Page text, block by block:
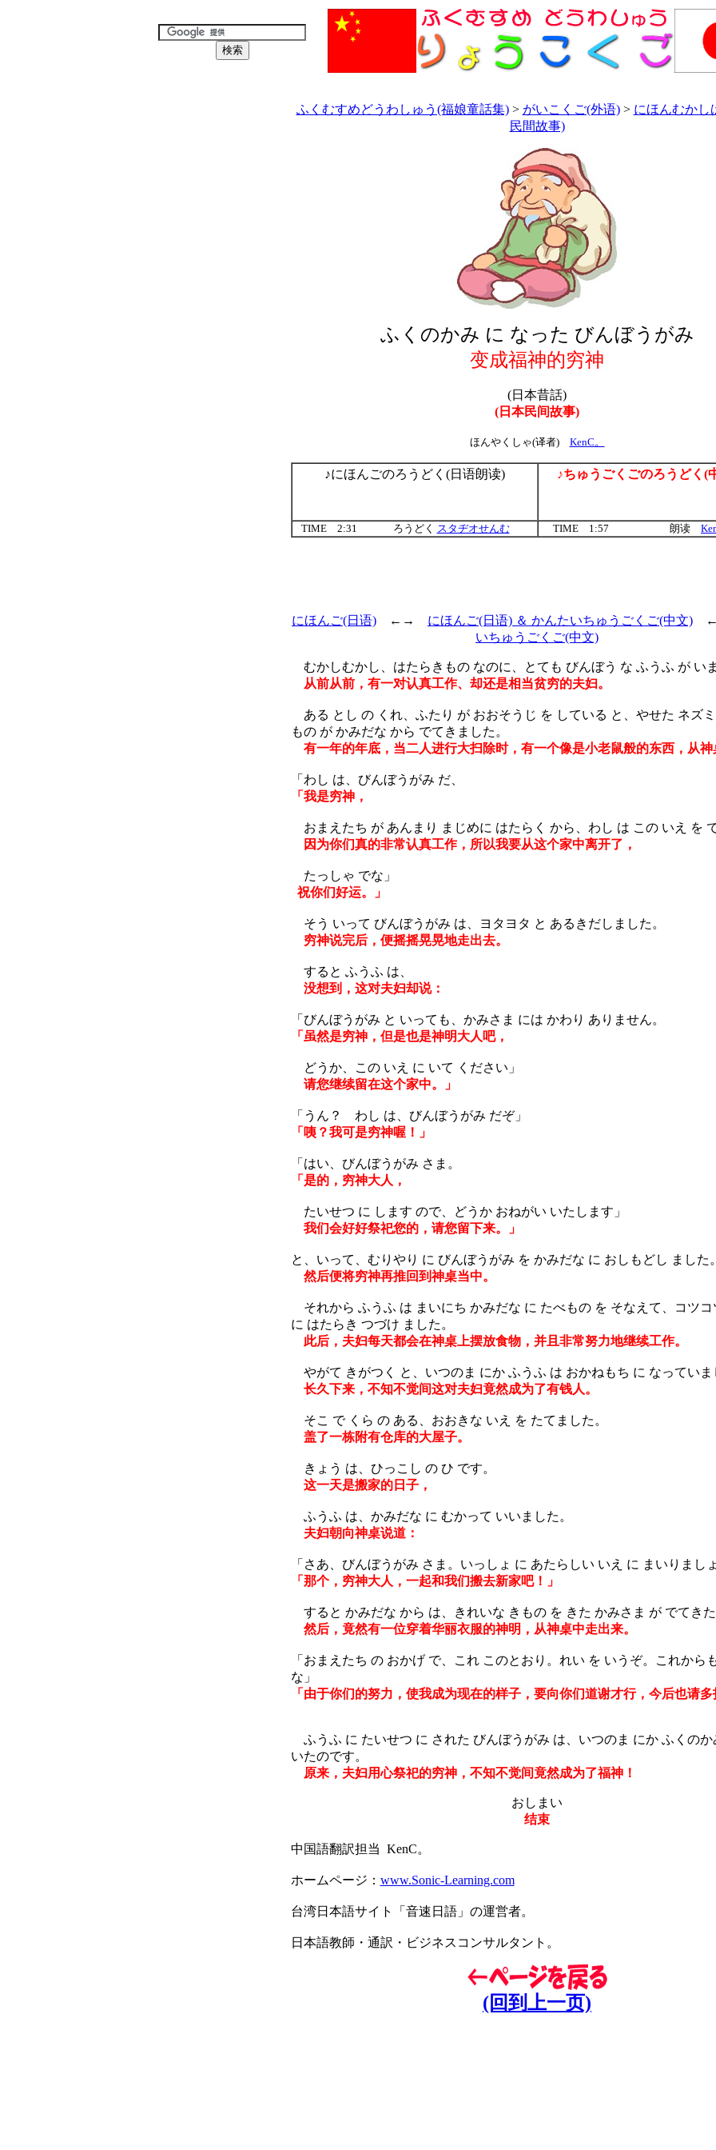
ふくむすめどうわしゅう(福娘童話集)> がいこくご(外语)> にほんむかし
民間故事)
ふくのかみ に なった びんぼうがみ
变成福神的穷神
(日本昔話)
(日本民间故事)
ほんやくしゃ(译者) KenC。
♪にほんごのろうどく(日语朗读) ♪ちゅうごくごのろうどく(
TIME 2:31 ろうどく スタヂオせんむ TIME 1:57 朗读
にほんご(日语) ←→ にほんご(日语) ＆ かんたいちゅうごくご(中文)
いちゅうごくご(中文)
むかしむかし、はたらきもの なのに、とても びんぼう な ふうふ が いま
从前从前，有一对认真工作、却还是相当贫穷的夫妇。
ある とし の くれ、ふたり が おおそうじ を している と、やせた ネズ
もの が かみだな から でてきました。
有一年的年底，当二人进行大扫除时，有一个像是小老鼠般的东西，从神
「わし は、びんぼうがみ だ、
「我是穷神，
おまえたち が あんまり まじめに はたらく から、わし は この いえ を
因为你们真的非常认真工作，所以我要从这个家中离开了，
たっしゃ でな」
祝你们好运。」
そう いって びんぼうがみ は、ヨタヨタ と あるきだしました。
穷神说完后，便摇摇晃晃地走出去。
すると ふうふ は、
没想到，这对夫妇却说：
「びんぼうがみ と いっても、かみさま には かわり ありません。
「虽然是穷神，但是也是神明大人吧，
どうか、この いえ に いて ください」
请您继续留在这个家中。」
「うん？ わし は、びんぼうがみ だぞ」
「咦？我可是穷神喔！」
「はい、びんぼうがみ さま。
「是的，穷神大人，
たいせつ に します ので、どうか おねがい いたします」
我们会好好祭祀您的，请您留下来。」
と、いって、むりやり に びんぼうがみ を かみだな に おしもどし ました。
然后便将穷神再推回到神桌当中。
それから ふうふ は まいにち かみだな に たべもの を そなえて、コツコ
に はたらき つづけ ました。
此后，夫妇每天都会在神桌上摆放食物，并且非常努力地继续工作。
やがて きがつく と、いつのま にか ふうふ は おかねもち に なっていま
长久下来，不知不觉间这对夫妇竟然成为了有钱人。
そこ で くら の ある、おおきな いえ を たてました。
盖了一栋附有仓库的大屋子。
きょう は、ひっこし の ひ です。
这一天是搬家的日子，
ふうふ は、かみだな に むかって いいました。
夫妇朝向神桌说道：
「さあ、びんぼうがみ さま。いっしょ に あたらしい いえ に まいりましょ
「那个，穷神大人，一起和我们搬去新家吧！」
すると かみだな から は、きれいな きもの を きた かみさま が でてきた
然后，竟然有一位穿着华丽衣服的神明，从神桌中走出来。
「おまえたち の おかげ で、これ このとおり。れい を いうぞ。これから
な」
「由于你们的努力，使我成为现在的样子，要向你们道谢才行，今后也请多
ふうふ に たいせつ に された びんぼうがみ は、いつのま にか ふくのか
いたのです。
原来，夫妇用心祭祀的穷神，不知不觉间竟然成为了福神！
おしまい
结束
中国語翻訳担当 KenC。
ホームページ： www.Sonic-Learning.com
台湾日本語サイト「音速日語」の運営者。
日本語教師・通訳・ビジネスコンサルタント。
(回到上一页)